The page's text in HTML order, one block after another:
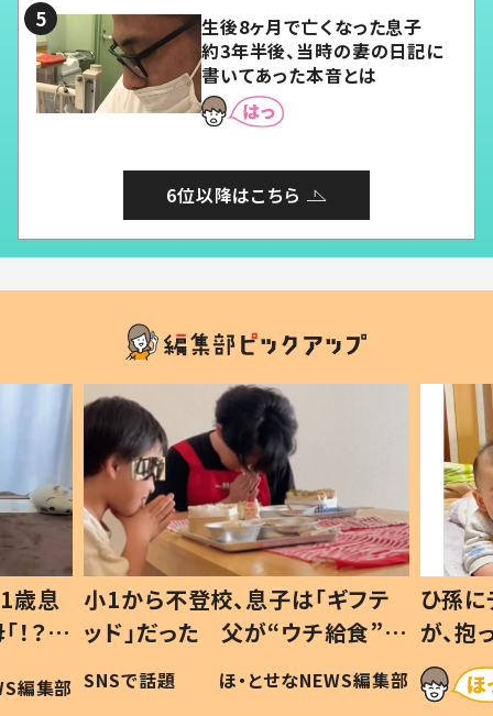
生後8ヶ月で亡くなった息子
約3年半後、当時の妻の日記に
書いてあった本音とは
6位以降はこちら
歳息
？」
編集部
小1から不登校、息子は「ギフテ
ッド」だった 父が“ウチ給食”を
作り続ける理由とは #令和の親
#令和の子
SNSで話題 ほ・とせなNEWS編集部
ひ孫
が、
「涙が
い」